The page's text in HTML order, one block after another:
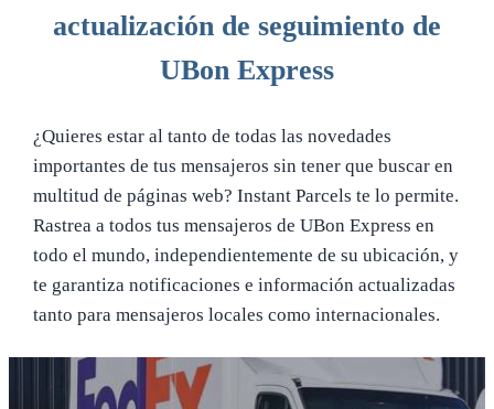
actualización de seguimiento de
UBon Express
¿Quieres estar al tanto de todas las novedades
importantes de tus mensajeros sin tener que buscar en
multitud de páginas web? Instant Parcels te lo permite.
Rastrea a todos tus mensajeros de UBon Express en
todo el mundo, independientemente de su ubicación, y
te garantiza notificaciones e información actualizadas
tanto para mensajeros locales como internacionales.